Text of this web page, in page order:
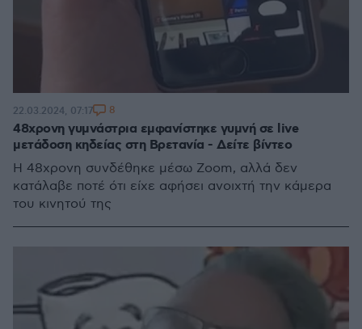
48χρονη γυμνάστρια εμφανίστηκε γυμνή σε live
μετάδοση κηδείας στη Βρετανία - Δείτε βίντεο
Η 48χρονη συνδέθηκε μέσω Zoom, αλλά δεν
κατάλαβε ποτέ ότι είχε αφήσει ανοιχτή την κάμερα
του κινητού της
22.03.2024, 07:17 8